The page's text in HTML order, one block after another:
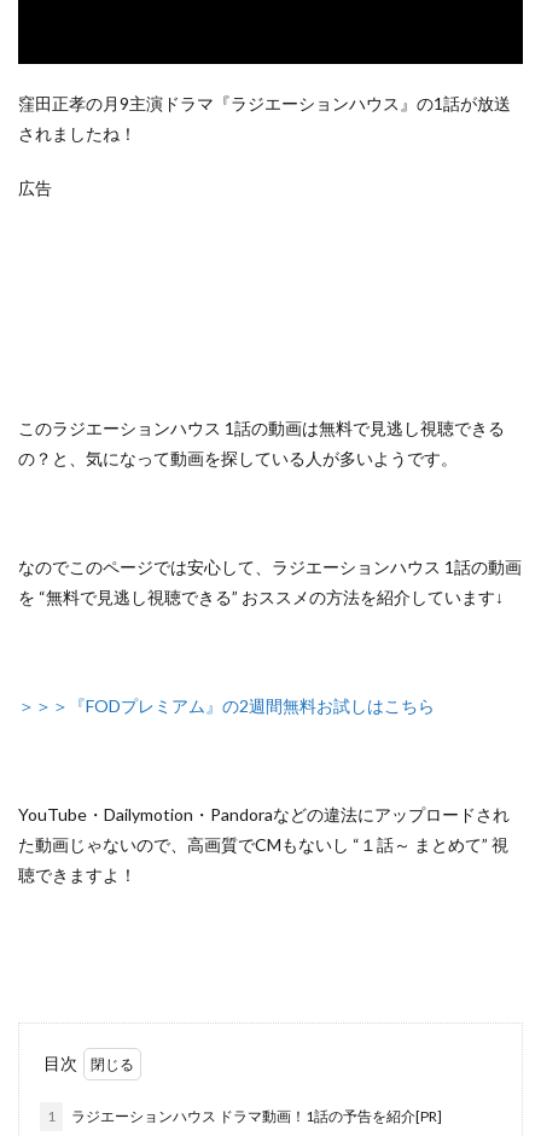
窪田正孝の月9主演ドラマ『ラジエーションハウス』の1話が放送
されましたね！
広告
このラジエーションハウス 1話の動画は無料で見逃し視聴できる
の？ と、気になって動画を探している人が多いようです。
なのでこのページでは安心して、 ラジエーションハウス 1話の動画
を “無料で見逃し視聴できる” おススメの方法を紹介しています↓
＞＞＞『FODプレミアム』の2週間無料お試しはこちら
YouTube・Dailymotion・Pandoraなどの違法にアップロードされ
た動画じゃないので 、高画質でCMもないし “１話～ まとめて” 視
聴できますよ！
目次
1 ラジエーションハウス ドラマ動画！1話の予告を紹介[PR]